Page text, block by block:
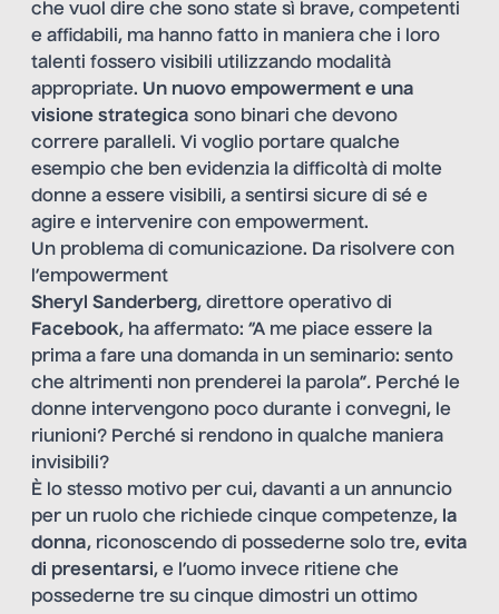
che vuol dire che sono state sì brave, competenti
e affidabili, ma hanno fatto in maniera che i loro
talenti fossero visibili utilizzando modalità
appropriate. Un nuovo empowerment e una
visione strategica sono binari che devono
correre paralleli. Vi voglio portare qualche
esempio che ben evidenzia la difficoltà di molte
donne a essere visibili, a sentirsi sicure di sé e
agire e intervenire con empowerment.
Un problema di comunicazione. Da risolvere con
l’empowerment
Sheryl Sanderberg, direttore operativo di
Facebook, ha affermato: “A me piace essere la
prima a fare una domanda in un seminario: sento
che altrimenti non prenderei la parola”. Perché le
donne intervengono poco durante i convegni, le
riunioni? Perché si rendono in qualche maniera
invisibili?
È lo stesso motivo per cui, davanti a un annuncio
per un ruolo che richiede cinque competenze, la
donna, riconoscendo di possederne solo tre, evita
di presentarsi, e l’uomo invece ritiene che
possederne tre su cinque dimostri un ottimo